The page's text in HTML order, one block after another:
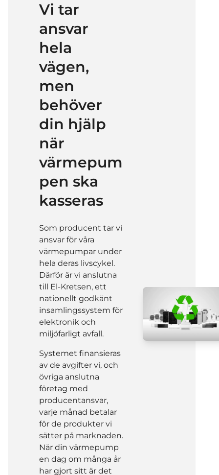
Vi tar
ansvar
hela
vägen,
men
behöver
din hjälp
när
värmepum
pen ska
kasseras
Som producent tar vi
ansvar för våra
värmepumpar under
hela deras livscykel.
Därför är vi anslutna
till El-Kretsen, ett
nationellt godkänt
insamlingssystem för
elektronik och
miljöfarligt avfall.
Systemet finansieras
av de avgifter vi, och
övriga anslutna
företag med
producentansvar,
varje månad betalar
för de produkter vi
sätter på marknaden.
När din värmepump
en dag om många år
har gjort sitt är det